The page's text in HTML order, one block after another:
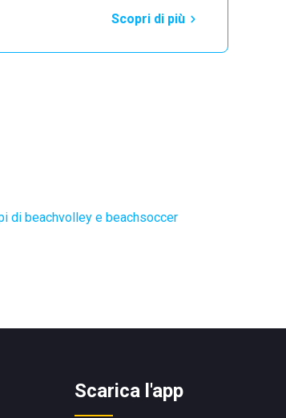
Scopri di più
di beachvolley e beachsoccer
Scarica l'app